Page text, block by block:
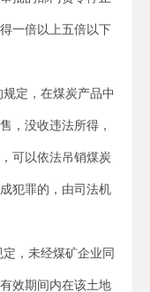
一倍以上五倍以下
定，在煤炭产品中
，没收违法所得，
可以依法吊销煤炭
犯罪的，由司法机
，未经煤矿企业同
效期间内在该土地